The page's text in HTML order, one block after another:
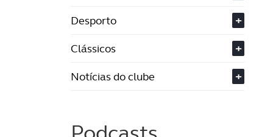
Desporto
+
Clássicos
+
Notícias do clube
+